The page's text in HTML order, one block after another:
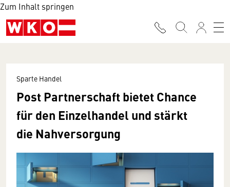
Zum Inhalt springen
Sparte Handel
Post Partnerschaft bietet Chance
für den Einzelhandel und stärkt
die Nahversorgung